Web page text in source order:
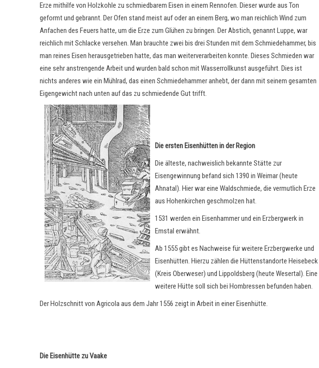
Erze mithilfe von Holzkohle zu schmiedbarem Eisen in einem Rennofen. Dieser wurde aus Ton
geformt und gebrannt. Der Ofen stand meist auf oder an einem Berg, wo man reichlich Wind zum
Anfachen des Feuers hatte, um die Erze zum Glühen zu bringen. Der Abstich, genannt Luppe, war
reichlich mit Schlacke versehen. Man brauchte zwei bis drei Stunden mit dem Schmiedehammer, bis
man reines Eisen herausgetrieben hatte, das man weiterverarbeiten konnte. Dieses Schmieden war
eine sehr anstrengende Arbeit und wurden bald schon mit Wasserrollkunst ausgeführt. Dies ist
nichts anderes wie ein Mühlrad, das einen Schmiedehammer anhebt, der dann mit seinem gesamten
Eigengewicht nach unten auf das zu schmiedende Gut trifft.
Die ersten Eisenhütten in der Region
Die älteste, nachweislich bekannte Stätte zur
Eisengewinnung befand sich 1390 in Weimar (heute
Ahnatal). Hier war eine Waldschmiede, die vermutlich Erze
aus Hohenkirchen geschmolzen hat.
1531 werden ein Eisenhammer und ein Erzbergwerk in
Emstal erwähnt.
Ab 1555 gibt es Nachweise für weitere Erzbergwerke und
Eisenhütten. Hierzu zählen die Hüttenstandorte Heisebeck
(Kreis Oberweser) und Lippoldsberg (heute Wesertal). Eine
weitere Hütte soll sich bei Hombressen befunden haben.
Der Holzschnitt von Agricola aus dem Jahr 1556 zeigt in Arbeit in einer Eisenhütte.
Die Eisenhütte zu Vaake